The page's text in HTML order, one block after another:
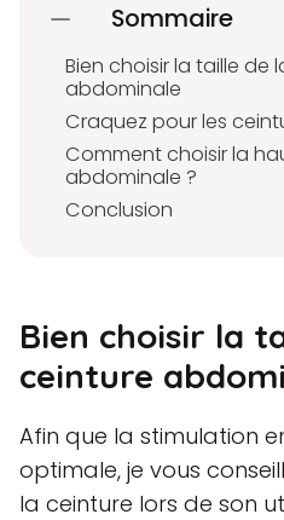
Sommaire
Bien choisir la taille de
abdominale
Craquez pour les
Comment choisir la
abdominale ?
Conclusion
Bien choisir la
ceinture
Afin que la stimulation
optimale, je vous
la ceinture lors de son